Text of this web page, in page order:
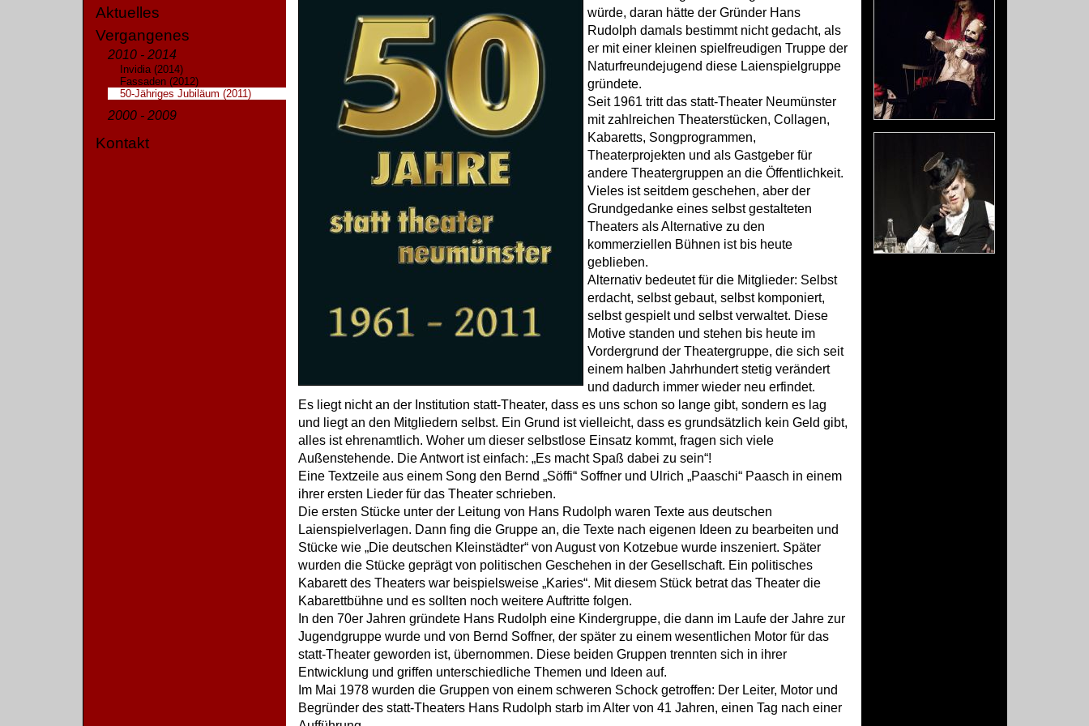
Aktuelles
Vergangenes
2010 - 2014
Invidia (2014)
Fassaden (2012)
50-Jähriges Jubiläum (2011)
2000 - 2009
Kontakt
würde, daran hätte der Gründer Hans
Rudolph damals bestimmt nicht gedacht, als
er mit einer kleinen spielfreudigen Truppe der
Naturfreundejugend diese Laienspielgruppe
gründete.
Seit 1961 tritt das statt-Theater Neumünster
mit zahlreichen Theaterstücken, Collagen,
Kabaretts, Songprogrammen,
Theaterprojekten und als Gastgeber für
andere Theatergruppen an die Öffentlichkeit.
Vieles ist seitdem geschehen, aber der
Grundgedanke eines selbst gestalteten
Theaters als Alternative zu den
kommerziellen Bühnen ist bis heute
geblieben.
Alternativ bedeutet für die Mitglieder: Selbst
erdacht, selbst gebaut, selbst komponiert,
selbst gespielt und selbst verwaltet. Diese
Motive standen und stehen bis heute im
Vordergrund der Theatergruppe, die sich seit
einem halben Jahrhundert stetig verändert
und dadurch immer wieder neu erfindet.
Es liegt nicht an der Institution statt-Theater, dass es uns schon so lange gibt, sondern es lag
und liegt an den Mitgliedern selbst. Ein Grund ist vielleicht, dass es grundsätzlich kein Geld gibt,
alles ist ehrenamtlich. Woher um dieser selbstlose Einsatz kommt, fragen sich viele
Außenstehende. Die Antwort ist einfach: „Es macht Spaß dabei zu sein“!
Eine Textzeile aus einem Song den Bernd „Söffi“ Soffner und Ulrich „Paaschi“ Paasch in einem
ihrer ersten Lieder für das Theater schrieben.
Die ersten Stücke unter der Leitung von Hans Rudolph waren Texte aus deutschen
Laienspielverlagen. Dann fing die Gruppe an, die Texte nach eigenen Ideen zu bearbeiten und
Stücke wie „Die deutschen Kleinstädter“ von August von Kotzebue wurde inszeniert. Später
wurden die Stücke geprägt von politischen Geschehen in der Gesellschaft. Ein politisches
Kabarett des Theaters war beispielsweise „Karies“. Mit diesem Stück betrat das Theater die
Kabarettbühne und es sollten noch weitere Auftritte folgen.
In den 70er Jahren gründete Hans Rudolph eine Kindergruppe, die dann im Laufe der Jahre zur
Jugendgruppe wurde und von Bernd Soffner, der später zu einem wesentlichen Motor für das
statt-Theater geworden ist, übernommen. Diese beiden Gruppen trennten sich in ihrer
Entwicklung und griffen unterschiedliche Themen und Ideen auf.
Im Mai 1978 wurden die Gruppen von einem schweren Schock getroffen: Der Leiter, Motor und
Begründer des statt-Theaters Hans Rudolph starb im Alter von 41 Jahren, einen Tag nach einer